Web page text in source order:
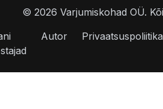
© 2026 Varjumiskohad OÜ.
Autor Privaatsuspoliitika